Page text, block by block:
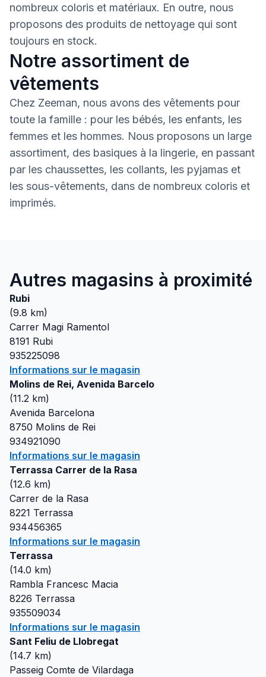
nombreux coloris et matériaux. En outre, nous
proposons des produits de nettoyage qui sont
toujours en stock.
Notre assortiment de
vêtements
Chez Zeeman, nous avons des vêtements pour
toute la famille : pour les bébés, les enfants, les
femmes et les hommes. Nous proposons un large
assortiment, des basiques à la lingerie, en passant
par les chaussettes, les collants, les pyjamas et
les sous-vêtements, dans de nombreux coloris et
imprimés.
Autres magasins à proximité
Rubi
(9.8 km)
Carrer Magi Ramentol
8191 Rubi
935225098
Informations sur le magasin
Molins de Rei, Avenida Barcelo
(11.2 km)
Avenida Barcelona
8750 Molins de Rei
934921090
Informations sur le magasin
Terrassa Carrer de la Rasa
(12.6 km)
Carrer de la Rasa
8221 Terrassa
934456365
Informations sur le magasin
Terrassa
(14.0 km)
Rambla Francesc Macia
8226 Terrassa
935509034
Informations sur le magasin
Sant Feliu de Llobregat
(14.7 km)
Passeig Comte de Vilardaga